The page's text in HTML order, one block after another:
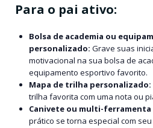
Para o pai ativo:
Bolsa de academia ou
personalizado: Grave suas
motivacional na sua bolsa de
equipamento esportivo favorito.
Mapa de trilha personalizado:
trilha favorita com uma nota ou
Canivete ou multi-ferramenta
prático se torna especial com